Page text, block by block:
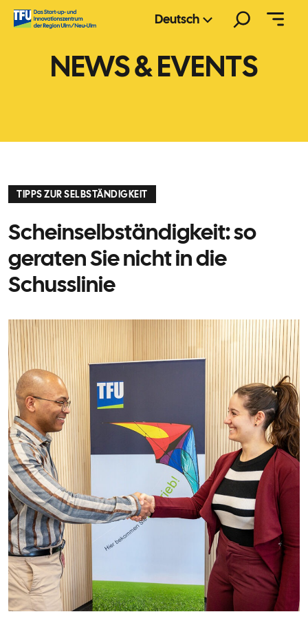
Zum
Inhalt
Deutsch
NEWS & EVENTS
TIPPS ZUR SELBSTÄNDIGKEIT
Scheinselbständigkeit: so
geraten Sie nicht in die
Schusslinie